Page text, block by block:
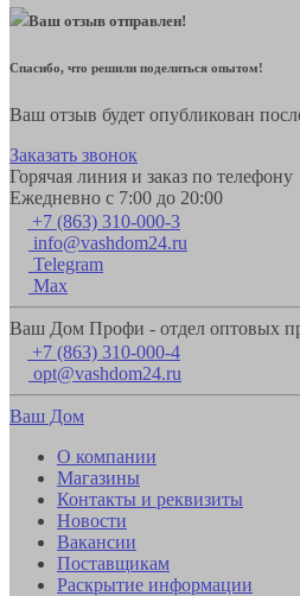
Ваш отзыв отправлен!
Спасибо, что решили поделиться опытом!
Ваш отзыв будет опубликован
Заказать звонок
Горячая линия и заказ по телефону
Ежедневно с 7:00 до 20:00
+7 (863) 310-000-3
info@vashdom24.ru
Telegram
Max
Ваш Дом Профи - отдел оптовых
+7 (863) 310-000-4
opt@vashdom24.ru
Ваш Дом
О компании
Магазины
Контакты и реквизиты
Новости
Вакансии
Поставщикам
Раскрытие информации